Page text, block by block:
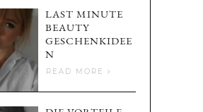
LAST MINUTE
BEAUTY
GESCHENKIDEE
N
READ MORE